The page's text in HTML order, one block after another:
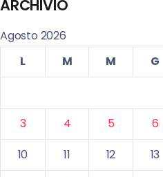
ARCHIVIO
Agosto 2026
L
M M G
3
4 5 6
10
11 12 13